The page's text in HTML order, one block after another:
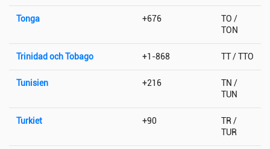
Tonga +676
TO /
TON
Trinidad och Tobago +1-868 TT / TTO
Tunisien +216
TN /
TUN
Turkiet +90
TR /
TUR